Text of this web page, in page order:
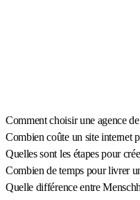
Comment choisir une agence
Combien coûte un site internet
Quelles sont les étapes pour
Combien de temps pour livrer
Quelle différence entre